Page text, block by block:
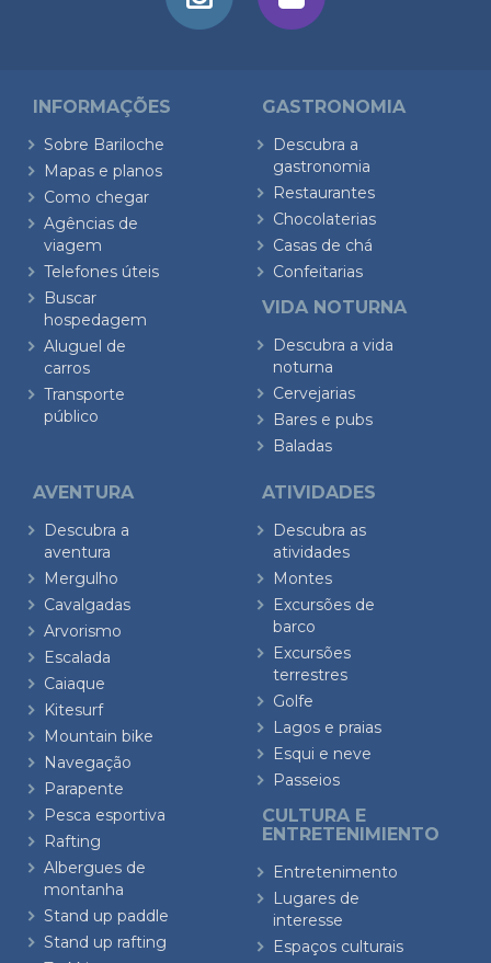
INFORMAÇÕES
Sobre Bariloche
Mapas e planos
Como chegar
Agências de
viagem
Telefones úteis
Buscar
hospedagem
Aluguel de
carros
Transporte
público
GASTRONOMIA
Descubra a
gastronomia
Restaurantes
Chocolaterias
Casas de chá
Confeitarias
VIDA NOTURNA
Descubra a vida
noturna
Cervejarias
Bares e pubs
Baladas
AVENTURA
Descubra a
aventura
Mergulho
Cavalgadas
Arvorismo
Escalada
Caiaque
Kitesurf
Mountain bike
Navegação
Parapente
Pesca esportiva
Rafting
Albergues de
montanha
Stand up paddle
Stand up rafting
ATIVIDADES
Descubra as
atividades
Montes
Excursões de
barco
Excursões
terrestres
Golfe
Lagos e praias
Esqui e neve
Passeios
CULTURA E
ENTRETENIMIENTO
Entretenimento
Lugares de
interesse
Espaços culturais